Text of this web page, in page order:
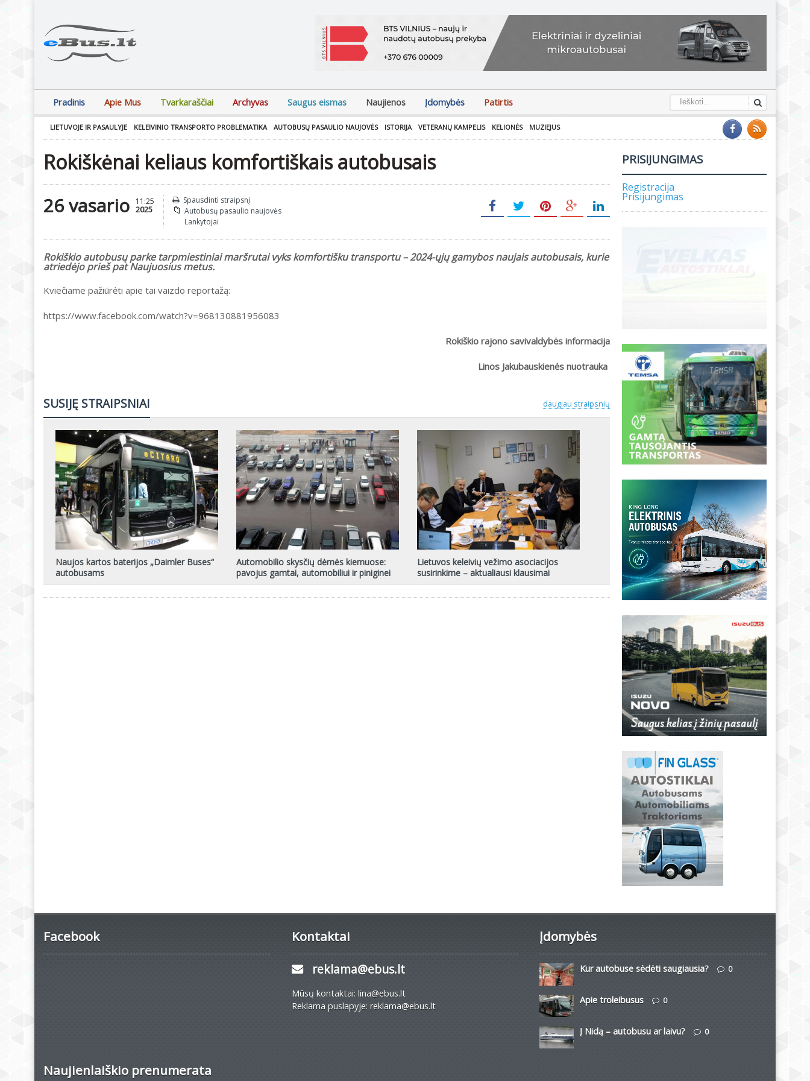
Pradinis Apie Mus Tvarkaraščiai Archyvas Saugus eismas Naujienos Įdomybės Patirtis
LIETUVOJE IR PASAULYJE KELEIVINIO TRANSPORTO PROBLEMATIKA AUTOBUSŲ PASAULIO NAUJOVĖS ISTORIJA VETERANŲ KAMPELIS KELIONĖS MUZIEJUS
Rokiškėnai keliaus komfortiškais autobusais
26 vasario 11:25
2025
Spausdinti straipsnį
Autobusų pasaulio naujovės
Lankytojai
Rokiškio autobusų parke tarpmiestiniai maršrutai vyks komfortišku transportu – 2024-ųjų gamybos naujais autobusais, kurie
atriedėjo prieš pat Naujuosius metus.
Kviečiame pažiūrėti apie tai vaizdo reportažą:
https://www.facebook.com/watch?v=968130881956083
Rokiškio rajono savivaldybės informacija
Linos Jakubauskienės nuotrauka
daugiau straipsnių
SUSIJĘ STRAIPSNIAI
Naujos kartos baterijos „Daimler Buses“
autobusams
Automobilio skysčių dėmės kiemuose:
pavojus gamtai, automobiliui ir piniginei
Lietuvos keleivių vežimo asociacijos
susirinkime – aktualiausi klausimai
PRISIJUNGIMAS
Registracija
Prisijungimas
Facebook Kontaktai
reklama@ebus.lt
Mūsų kontaktai: lina@ebus.lt
Reklama puslapyje: reklama@ebus.lt
Įdomybės
Kur autobuse sėdėti saugiausia? 0
Apie troleibusus 0
Į Nidą – autobusu ar laivu? 0
Naujienlaiškio prenumerata